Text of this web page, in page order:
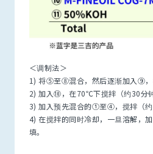
＜调制法＞
1) 将⑤至⑧混合，然后逐渐加入⑨，
2) 加入⑩，在70℃下搅拌（约30分钟
3) 加入预先混合的①至④，搅拌（约
4) 在搅拌的同时冷却，一旦溶解，
填。